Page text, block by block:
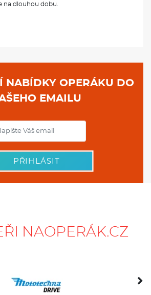
na dlouhou dobu.
NABÍDKY OPERÁKU DO
EMAILU
PŘIHLÁSIT
NAOPERÁK.CZ